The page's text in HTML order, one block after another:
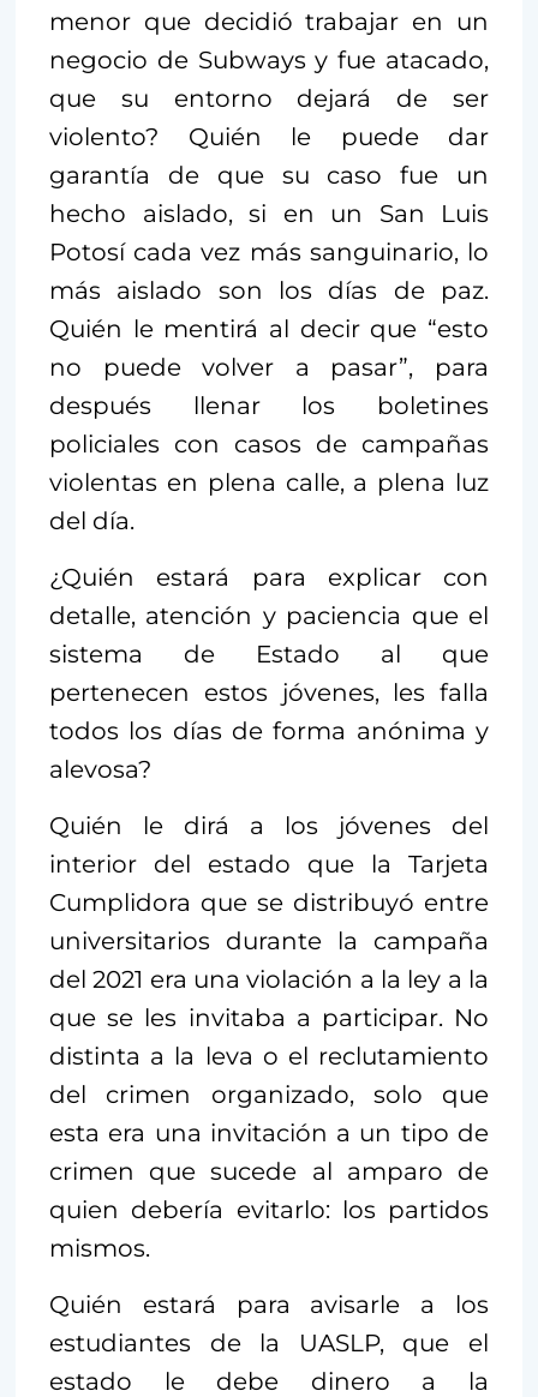
menor que decidió trabajar en un
negocio de Subways y fue atacado,
que su entorno dejará de ser
violento? Quién le puede dar
garantía de que su caso fue un
hecho aislado, si en un San Luis
Potosí cada vez más sanguinario, lo
más aislado son los días de paz.
Quién le mentirá al decir que “esto
no puede volver a pasar”, para
después llenar los boletines
policiales con casos de campañas
violentas en plena calle, a plena luz
del día.
¿Quién estará para explicar con
detalle, atención y paciencia que el
sistema de Estado al que
pertenecen estos jóvenes, les falla
todos los días de forma anónima y
alevosa?
Quién le dirá a los jóvenes del
interior del estado que la Tarjeta
Cumplidora que se distribuyó entre
universitarios durante la campaña
del 2021 era una violación a la ley a la
que se les invitaba a participar. No
distinta a la leva o el reclutamiento
del crimen organizado, solo que
esta era una invitación a un tipo de
crimen que sucede al amparo de
quien debería evitarlo: los partidos
mismos.
Quién estará para avisarle a los
estudiantes de la UASLP, que el
estado le debe dinero a la